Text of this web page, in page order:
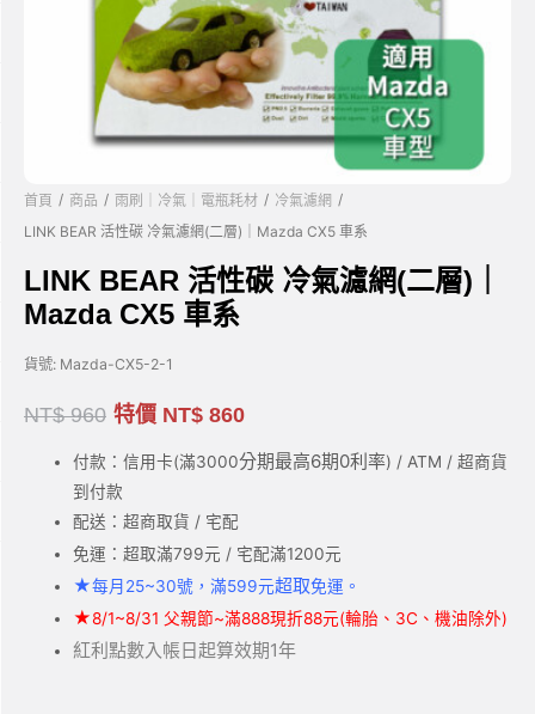
首頁 / 商品 / 雨刷｜冷氣｜電瓶耗材 / 冷氣濾網 /
LINK BEAR 活性碳 冷氣濾網(二層)｜Mazda CX5 車系
LINK BEAR 活性碳 冷氣濾網(二層)｜
Mazda CX5 車系
貨號: Mazda-CX5-2-1
NT$960 特價 NT$ 860
付款：信用卡(滿3000分期最高6期0利率) / ATM / 超商貨
到付款
配送：超商取貨 / 宅配
免運：超取滿799元 / 宅配滿1200元
★每月25~30號，滿599元超取免運。
★8/1~8/31 父親節~滿888現折88元(輪胎、3C、機油除外)
紅利點數入帳日起算效期1年